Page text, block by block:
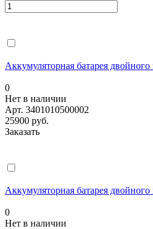
Аккумуляторная батарея
0
Нет в наличии
Арт. 3401010500002
25900 руб.
Заказать
Аккумуляторная батарея
0
Нет в наличии